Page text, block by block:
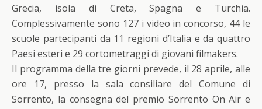
Grecia, isola di Creta, Spagna e Turchia.
Complessivamente sono 127 i video in concorso, 44 le
scuole partecipanti da 11 regioni d’Italia e da quattro
Paesi esteri e 29 cortometraggi di giovani filmakers.
Il programma della tre giorni prevede, il 28 aprile, alle
ore 17, presso la sala consiliare del Comune di
Sorrento, la consegna del premio Sorrento On Air e